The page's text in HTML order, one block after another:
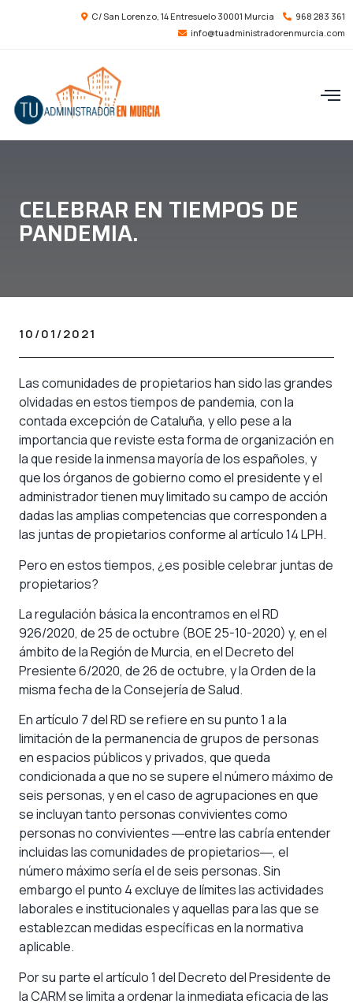
C/ San Lorenzo, 14 Entresuelo 30001 Murcia
968 283 361
info@tuadministradorenmurcia.com
CELEBRAR EN TIEMPOS DE
PANDEMIA.
10/01/2021
Las comunidades de propietarios han sido las grandes
olvidadas en estos tiempos de pandemia, con la
contada excepción de Cataluña, y ello pese a la
importancia que reviste esta forma de organización en
la que reside la inmensa mayoría de los españoles, y
que los órganos de gobierno como el presidente y el
administrador tienen muy limitado su campo de acción
dadas las amplias competencias que corresponden a
las juntas de propietarios conforme al artículo 14 LPH.
Pero en estos tiempos, ¿es posible celebrar juntas de
propietarios?
La regulación básica la encontramos en el RD
926/2020, de 25 de octubre (BOE 25-10-2020) y, en el
ámbito de la Región de Murcia, en el Decreto del
Presiente 6/2020, de 26 de octubre, y la Orden de la
misma fecha de la Consejería de Salud.
En artículo 7 del RD se refiere en su punto 1 a la
limitación de la permanencia de grupos de personas
en espacios públicos y privados, que queda
condicionada a que no se supere el número máximo de
seis personas, y en el caso de agrupaciones en que
se incluyan tanto personas convivientes como
personas no convivientes ―entre las cabría entender
incluidas las comunidades de propietarios―, el
número máximo sería el de seis personas. Sin
embargo el punto 4 excluye de límites las actividades
laborales e institucionales y aquellas para las que se
establezcan medidas específicas en la normativa
aplicable.
Por su parte el artículo 1 del Decreto del Presidente de
la CARM se limita a ordenar la inmediata eficacia de las